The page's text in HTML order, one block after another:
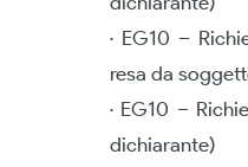
· EG10 –
resa da
· EG10 –
dichiarante)